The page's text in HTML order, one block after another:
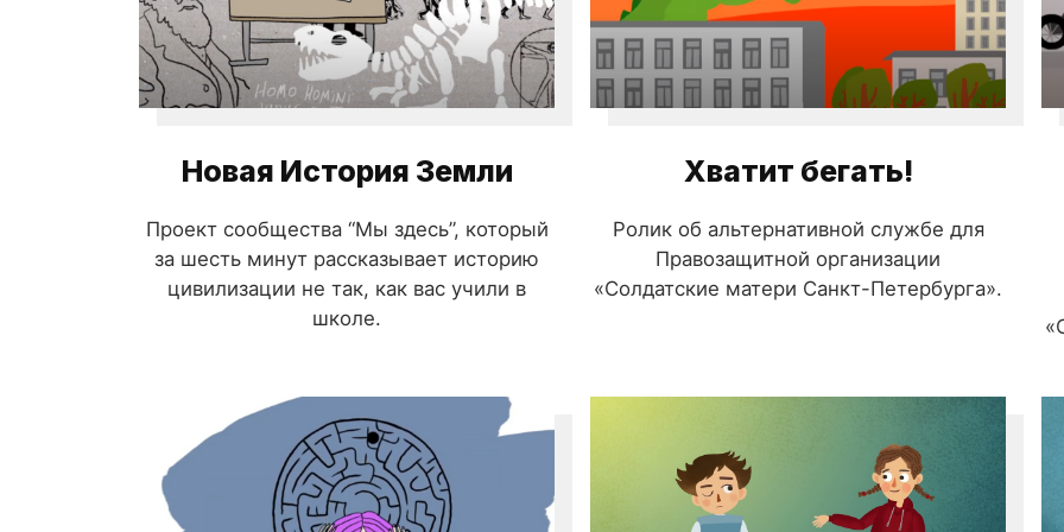
Новая История Земли
Проект сообщества “Мы здесь”, который
за шесть минут рассказывает историю
цивилизации не так, как вас учили в
школе.
Хватит бегать!
Ролик об альтернативной службе для
Правозащитной организации
«Солдатские матери Санкт-Петербурга».